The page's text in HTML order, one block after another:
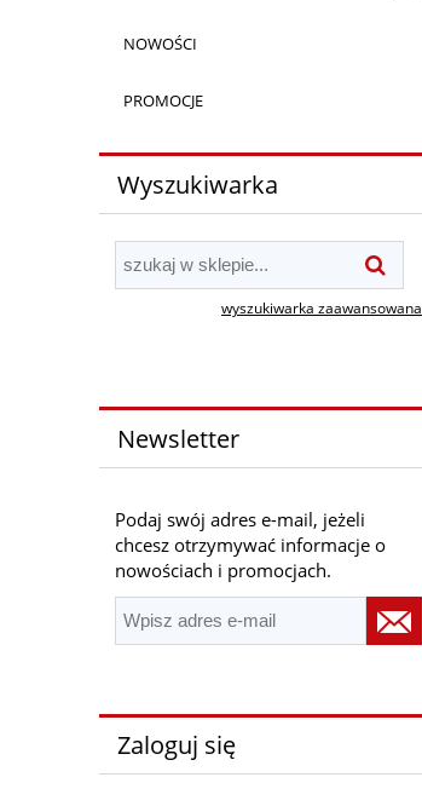
NOWOŚCI
PROMOCJE
Wyszukiwarka
wyszukiwarka zaawansowana
Newsletter
Podaj swój adres e-mail, jeżeli
chcesz otrzymywać informacje o
nowościach i promocjach.
Zaloguj się